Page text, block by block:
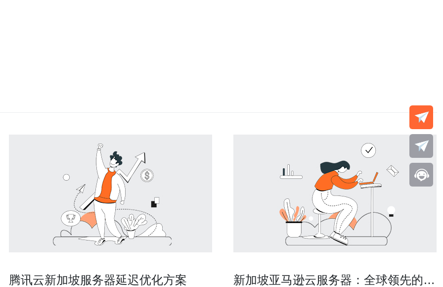
腾讯云新加坡服务器延迟优化方案
新加坡亚马逊云服务器：全球领先的云